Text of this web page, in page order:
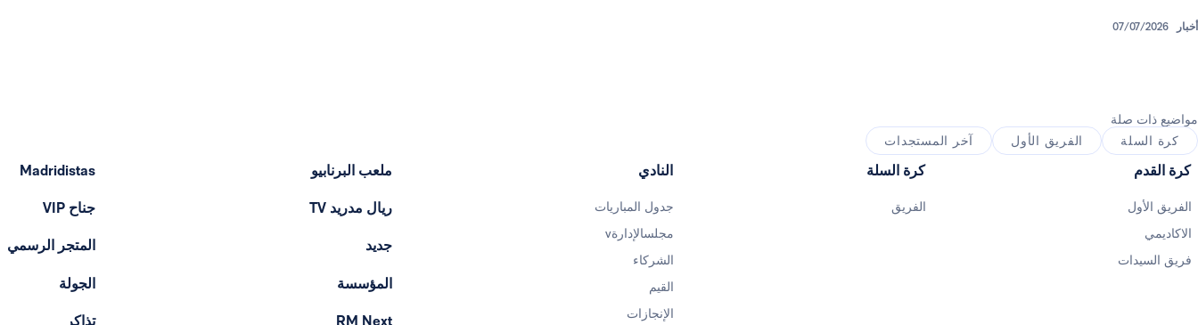
أخبار 07/07/2026
مواضيع ذات صلة
كرة السلة
الفريق الأول آخر المستجدات
كرة القدم
الفريق الأول
الاكاديمي
فريق السيدات
كرة السلة
الفريق
النادي
جدول المباريات
مجلسالإدارةv
الشركاء
القيم
الإنجازات
ملعب البرنابيو
ريال مدريد TV
جديد
المؤسسة
RM Next
Madridistas
جناح VIP
المتجر الرسمي
الجولة
تذاكر